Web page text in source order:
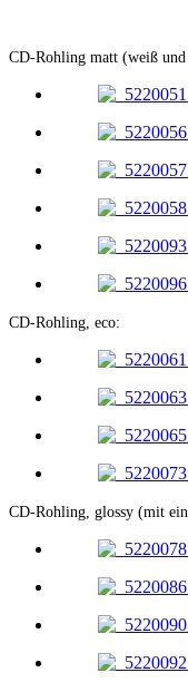
CD-Rohling matt (weiß
CD-Rohling, eco:
CD-Rohling, glossy (mit